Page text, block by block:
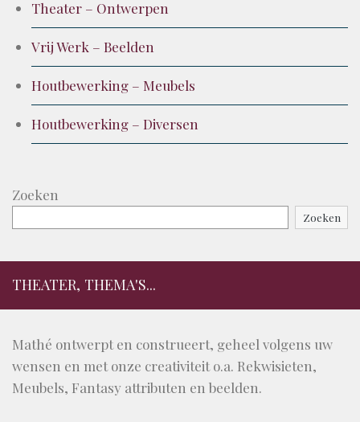
Theater – Ontwerpen
Vrij Werk – Beelden
Houtbewerking – Meubels
Houtbewerking – Diversen
Zoeken
Zoeken
THEATER, THEMA'S...
Mathé ontwerpt en construeert, geheel volgens uw
wensen en met onze creativiteit o.a. Rekwisieten,
Meubels, Fantasy attributen en beelden.